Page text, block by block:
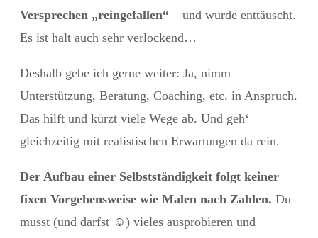
Versprechen „reingefallen“ – und wurde enttäuscht.
Es ist halt auch sehr verlockend…
Deshalb gebe ich gerne weiter: Ja, nimm
Unterstützung, Beratung, Coaching, etc. in Anspruch.
Das hilft und kürzt viele Wege ab. Und geh‘
gleichzeitig mit realistischen Erwartungen da rein.
Der Aufbau einer Selbstständigkeit folgt keiner
fixen Vorgehensweise wie Malen nach Zahlen. Du
musst (und darfst ☺️) vieles ausprobieren und